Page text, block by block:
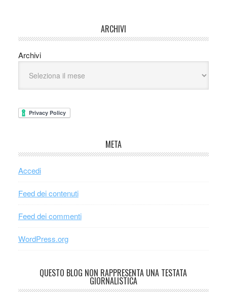
ARCHIVI
Archivi
META
Accedi
Feed dei contenuti
Feed dei commenti
WordPress.org
QUESTO BLOG NON RAPPRESENTA UNA TESTATA
GIORNALISTICA